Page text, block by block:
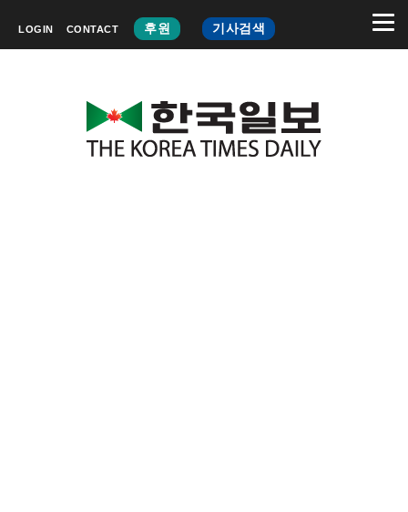
LOGIN CONTACT 후원 기사검색